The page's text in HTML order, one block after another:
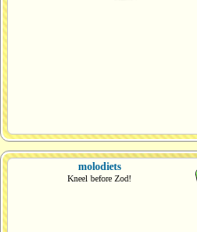
molodiets
Kneel before Zod!